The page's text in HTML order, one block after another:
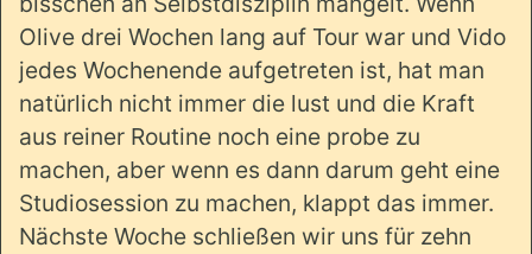
Olive drei Wochen lang auf Tour war und Vido
jedes Wochenende aufgetreten ist, hat man
natürlich nicht immer die lust und die Kraft
aus reiner Routine noch eine probe zu
machen, aber wenn es dann darum geht eine
Studiosession zu machen, klappt das immer.
Nächste Woche schließen wir uns für zehn